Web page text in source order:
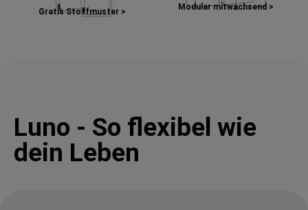
Gratis Stoffmuster >
Modular mitwachsend >
Luno - So flexibel wie
dein Leben